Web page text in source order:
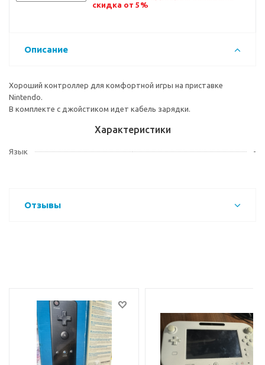
скидка от 5%
Описание
Хороший контроллер для комфортной игры на приставке
Nintendo.
В комплекте с джойстиком идет кабель зарядки.
Характеристики
Язык -
Отзывы